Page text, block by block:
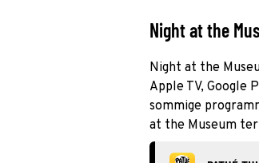
Night at the
Night at the
Apple TV, Google
sommige
at the Museum